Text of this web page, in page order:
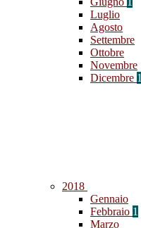
Luglio
Agosto
Settembre
Ottobre
Novembre
Dicembre 1
2018
Gennaio
Febbraio 1
Marzo